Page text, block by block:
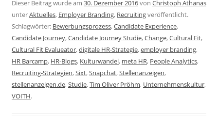
Dieser Beitrag wurde am 30. Dezember 2016von Christoph Athanas
unterAktuelles, Employer Branding, Recruitingveröffentlicht.
Schlagwörter: Bewerbungsprozess,Candidate Experience,
Candidate Journey,Candidate Journey Studie,Change,Cultural Fit,
Cultural Fit Evalueator,digitale HR-Strategie,employer branding,
HR Barcamp, HR-Blogs, Kulturwandel, meta HR, People Analytics,
Recruiting-Strategien,Sixt,Snapchat,Stellenanzeigen,
stellenanzeigen.de,Studie,Tim Oliver Pröhm, Unternehmenskultur,
VOITH.